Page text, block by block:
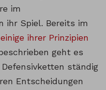
im
ihr Spiel. Bereits im
einige ihrer Prinzipien
geht es
ständig
Entscheidungen